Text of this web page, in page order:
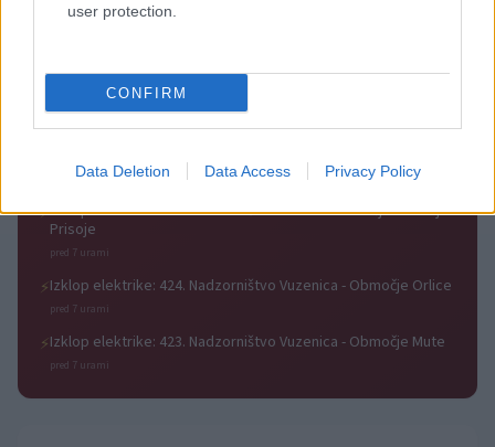
user protection.
CONFIRM
Data Deletion Data Access Privacy Policy
Obvestila
Anton na Pohorju
pred 7 urami
Izklop elektrike: 425. Nadzorništvo Vuzenica - Območje
pred 7 urami
⚡Izklop elektrike: 429. Nadzorništvo Ravne - Območje Prevalje
Prisoje
pred 7 urami
⚡Izklop elektrike: 424. Nadzorništvo Vuzenica - Območje Orlice
pred 7 urami
⚡Izklop elektrike: 423. Nadzorništvo Vuzenica - Območje Mute
pred 7 urami